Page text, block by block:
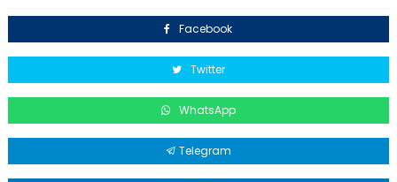
Facebook
Twitter
WhatsApp
Telegram